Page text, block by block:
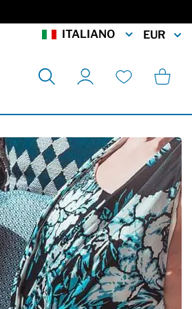
ITALIANO
EUR
Cerca